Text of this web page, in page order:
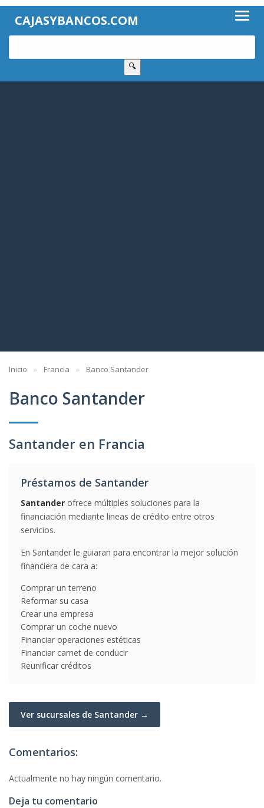
CAJASYBANCOS.COM
🔍
Inicio Francia Banco Santander
Banco Santander
Santander en Francia
Préstamos de Santander
Santander ofrece múltiples soluciones para la
financiación mediante lineas de crédito entre otros
servicios.
En Santander le guiaran para encontrar la mejor solución
financiera de cara a:
Comprar un terreno
Reformar su casa
Crear una empresa
Comprar un coche nuevo
Financiar operaciones estéticas
Financiar carnet de conducir
Reunificar créditos
Ver sucursales de Santander →
Comentarios:
Actualmente no hay ningún comentario.
Deja tu comentario